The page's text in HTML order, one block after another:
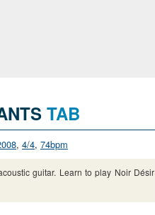
TAB
, 4/4, 74bpm
guitar. Learn to play Noir Désir